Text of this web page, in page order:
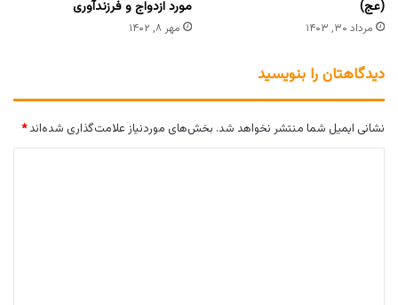
(عج)
مرداد ۳۰, ۱۴۰۳
مورد ازدواج و فرزندآوری
مهر ۸, ۱۴۰۲
دیدگاهتان را بنویسید
نشانی ایمیل شما منتشر نخواهد شد. بخش‌های موردنیاز علامت‌گذاری شده‌اند*